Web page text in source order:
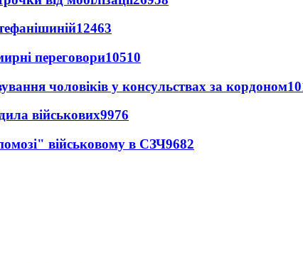
12463
переговори10510
чоловіків у консульствах за кордоном
військових9976
військовому в СЗЧ9682